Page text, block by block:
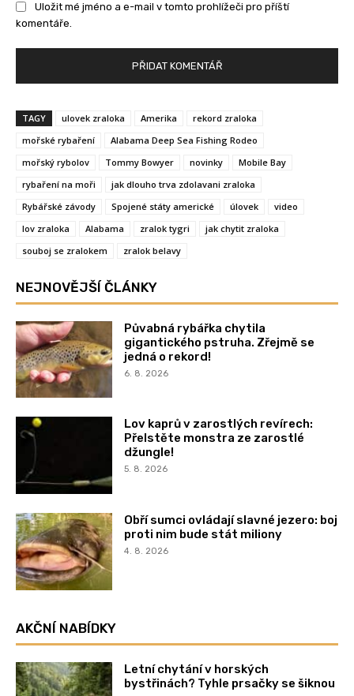
Uložit mé jméno a e-mail v tomto prohlížeči pro příští
komentáře.
TAGY ulovek zraloka Amerika
rekord zraloka
mořské rybaření
Alabama Deep Sea Fishing Rodeo
mořský rybolov
Tommy Bowyer novinky
Mobile Bay
rybaření na moři
jak dlouho trva zdolavani zraloka
Rybářské závody
Spojené státy americké úlovek
video
lov zraloka
Alabama zralok tygri
jak chytit zraloka
souboj se zralokem
zralok belavy
NEJNOVĚJŠÍ ČLÁNKY
Půvabná rybářka chytila
gigantického pstruha. Zřejmě se
jedná o rekord!
6. 8. 2026
Lov kaprů v zarostlých revírech:
Přelstěte monstra ze zarostlé
džungle!
5. 8. 2026
Obří sumci ovládají slavné jezero: boj
proti nim bude stát miliony
4. 8. 2026
AKČNÍ NABÍDKY
Letní chytání v horských
bystřinách? Tyhle prsačky se šiknou